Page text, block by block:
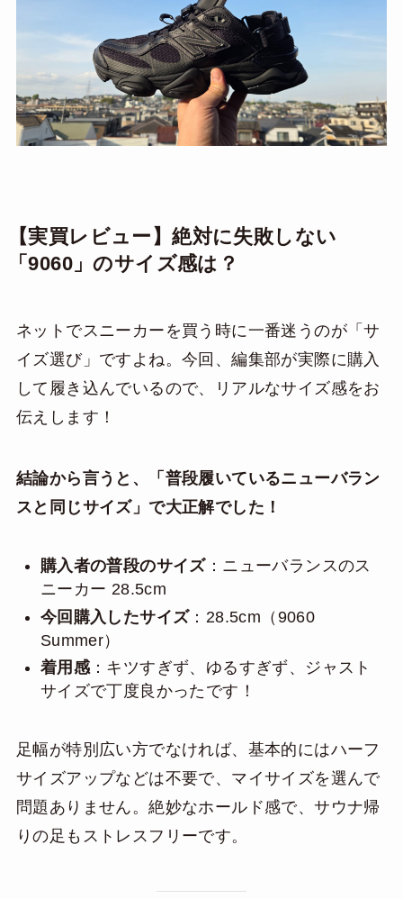
【実買レビュー】絶対に失敗しない
「9060」のサイズ感は？
ネットでスニーカーを買う時に一番迷うのが「サ
イズ選び」ですよね。今回、編集部が実際に購入
して履き込んでいるので、リアルなサイズ感をお
伝えします！
結論から言うと、「普段履いているニューバラン
スと同じサイズ」で大正解でした！
購入者の普段のサイズ：ニューバランスのス
ニーカー 28.5cm
今回購入したサイズ：28.5cm（9060
Summer）
着用感 ：キツすぎず、ゆるすぎず、ジャスト
サイズで丁度良かったです！
足幅が特別広い方でなければ、基本的にはハーフ
サイズアップなどは不要で、マイサイズを選んで
問題ありません。絶妙なホールド感で、サウナ帰
りの足もストレスフリーです。